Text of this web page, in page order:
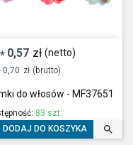
* 0,57 zł (netto)
0,70 zł (brutto)
do włosów - MF37651
83 szt.
DODAJ DO KOSZYKA 